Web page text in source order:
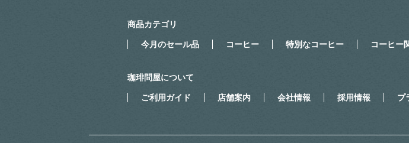
商品カテゴリ
今月のセール品 コーヒー 特別なコーヒー コーヒー
珈琲問屋について
ご利用ガイド 店舗案内 会社情報 採用情報 プ